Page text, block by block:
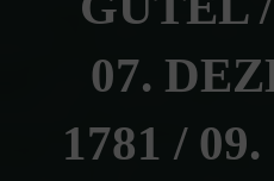
07.
1781 /